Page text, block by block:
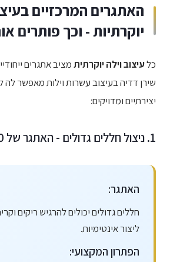
האתגרים המרכזיים
יוקרתיות - וכך פותרים
כלעיצוב וילה יוקרתיתמציב אתגרים
שירן דדיה בעיצוב עשרות וילות מאפשר לה
יצירתיים ומדויקים:
1. ניצול חללים גדולים - האתגר של 300+ מ"ר
האתגר:
חללים גדולים יכולים להרגיש ריקים
ליצור אינטימיות.
הפתרון המקצועי: